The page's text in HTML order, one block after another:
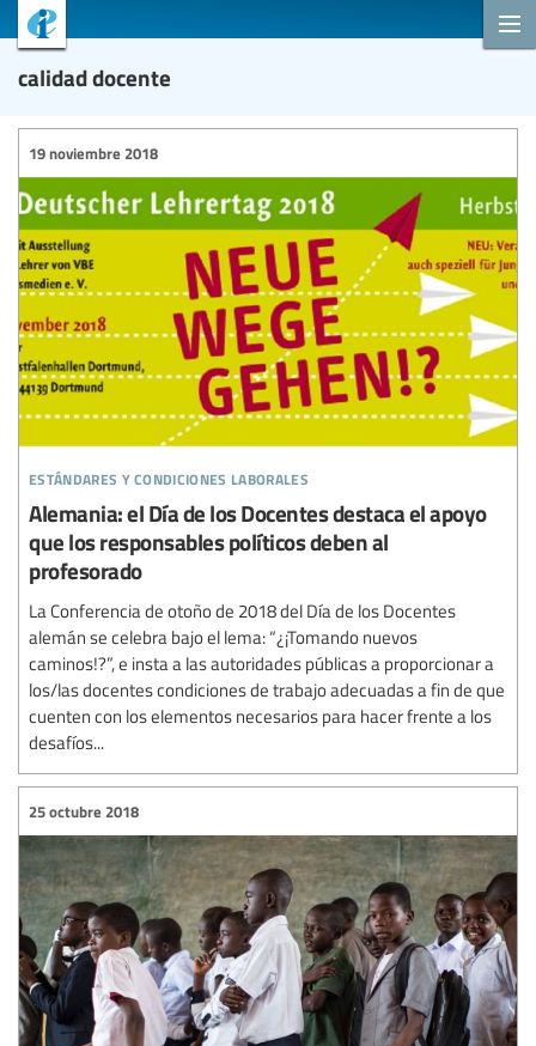
calidad docente
estándares y condiciones laborales
19 noviembre 2018
Alemania: el Día de los Docentes destaca el apoyo
que los responsables políticos deben al
profesorado
La Conferencia de otoño de 2018 del Día de los Docentes
alemán se celebra bajo el lema: “¿¡Tomando nuevos
caminos!?”, e insta a las autoridades públicas a proporcionar a
los/las docentes condiciones de trabajo adecuadas a fin de que
cuenten con los elementos necesarios para hacer frente a los
desafíos...
25 octubre 2018